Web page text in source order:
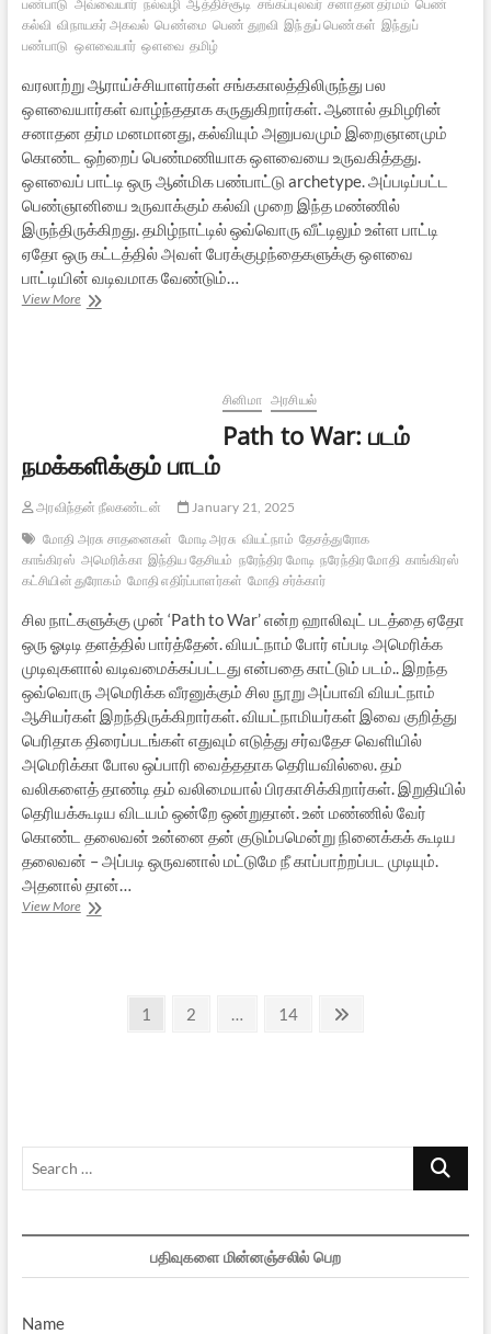
பண்பாடு அவ்வையார் நல்வழி ஆத்திச்சூடி சங்கப்புலவர் சனாதன தர்மம் பெண்
கல்வி விநாயகர் அகவல் பெண்மை பெண் துறவி இந்துப் பெண்கள் இந்துப்
பண்பாடு ஔவையார் ஔவை தமிழ்
வரலாற்று ஆராய்ச்சியாளர்கள் சங்ககாலத்திலிருந்து பல
ஔவையார்கள் வாழ்ந்ததாக கருதுகிறார்கள். ஆனால் தமிழரின்
சனாதன தர்ம மனமானது, கல்வியும் அனுபவமும் இறைஞானமும்
கொண்ட ஒற்றைப் பெண்மணியாக ஔவையை உருவகித்தது.
ஔவைப் பாட்டி ஒரு ஆன்மிக பண்பாட்டு archetype. அப்படிப்பட்ட
பெண்ஞானியை உருவாக்கும் கல்வி முறை இந்த மண்ணில்
இருந்திருக்கிறது. தமிழ்நாட்டில் ஒவ்வொரு வீட்டிலும் உள்ள பாட்டி
ஏதோ ஒரு கட்டத்தில் அவள் பேரக்குழந்தைகளுக்கு ஔவை
பாட்டியின் வடிவமாக வேண்டும்…
View Moreதமிழகத்தின்
சினிமா அரசியல்
Path to War: படம்
நமக்களிக்கும் பாடம்
அரவிந்தன் நீலகண்டன்
January 21, 2025
மோதி அரசு சாதனைகள் மோடி அரசு வியட்நாம் தேசத்துரோக
காங்கிரஸ் அமெரிக்கா இந்திய தேசியம் நரேந்திர மோடி நரேந்திர மோதி காங்கிரஸ்
கட்சியின் துரோகம் மோதி எதிர்ப்பாளர்கள் மோதி சர்க்கார்
சில நாட்களுக்கு முன் ‘Path to War’ என்ற ஹாலிவுட் படத்தை ஏதோ
ஒரு ஓடிடி தளத்தில் பார்த்தேன். வியட்நாம் போர் எப்படி அமெரிக்க
முடிவுகளால் வடிவமைக்கப்பட்டது என்பதை காட்டும் படம்.. இறந்த
ஒவ்வொரு அமெரிக்க வீரனுக்கும் சில நூறு அப்பாவி வியட்நாம்
ஆசியர்கள் இறந்திருக்கிறார்கள். வியட்நாமியர்கள் இவை குறித்து
பெரிதாக திரைப்படங்கள் எதுவும் எடுத்து சர்வதேச வெளியில்
அமெரிக்கா போல ஒப்பாரி வைத்ததாக தெரியவில்லை. தம்
வலிகளைத் தாண்டி தம் வலிமையால் பிரகாசிக்கிறார்கள். இறுதியில்
தெரியக்கூடிய விடயம் ஒன்றே ஒன்றுதான். உன் மண்ணில் வேர்
கொண்ட தலைவன் உன்னை தன் குடும்பமென்று நினைக்கக் கூடிய
தலைவன் – அப்படி ஒருவனால் மட்டுமே நீ காப்பாற்றப்பட முடியும்.
அதனால் தான்…
View MorePath
Page
1 Page
2 … Page
14
Next
Search
பதிவுகளை மின்னஞ்சலில் பெற
Name